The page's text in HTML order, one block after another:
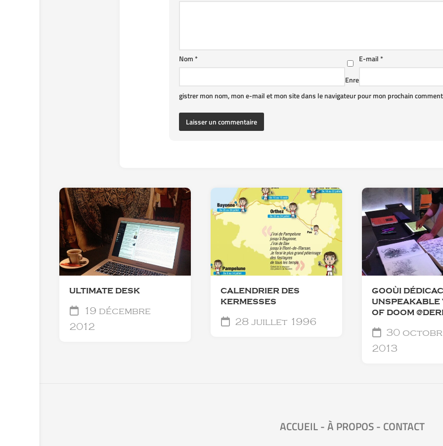
E-mail*
Nom*
Enre
gistrer mon nom, mon e-mail et mon site dans le navigateur pour mon prochain
ULTIMATE DESK
19 décembre
2012
CALENDRIER DES
KERMESSES
28 juillet 1996
GOOÙI
UNSPEAKABLE
OF DOOM
30
2013
ACCUEIL-À PROPOS- CONTACT